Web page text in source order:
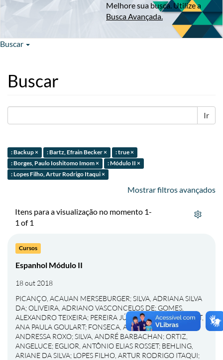
Melhore sua busca. Utilize a
Busca Avançada.
Buscar
Buscar
Ir
: Backup × : Bartz, Efrain Becker ×
: true ×
: Borges, Paulo Ioshitomo Imom ×
: Módulo II ×
: Lopes Filho, Artur Rodrigo Itaqui ×
Mostrar filtros avançados
Itens para a visualização no momento 1-
1 of 1
Cursos
Espanhol Módulo II
18 out 2018
PICANÇO, ACAUAN MERSEBURGER;SILVA, ADRIANA SILVA
DA;OLIVEIRA, ADRIANO VASCONCELOS DE; GOMES,
ALEXANDRO TEIXEIRA; PEREIRA JÚNIOR, ALÉRCIO;BONAT,
ANA PAULA GOULART; FONSECA, ANDREA UALT;PONS,
ANDRESSA ROXO;SILVA, ANDRÉ BARBACHAN;ORTIZ,
ANGELUCE; EGLIOR, ANTÔNIO ELIAS ROSSET; BEHLING,
ARIANE DA SILVA; LOPES FILHO, ARTUR RODRIGO ITAQUI;